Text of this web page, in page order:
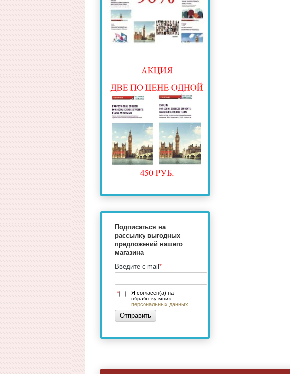
Подписаться на
рассылку выгодных
предложений нашего
магазина
Введите e-mail *
Я согласен(а) на
обработку моих
персональных данных
*
Отправить